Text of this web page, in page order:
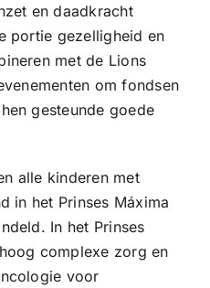
en daadkracht
portie gezelligheid en
met de Lions
om fondsen
gesteunde goede
alle kinderen met
in het Prinses Máxima
In het Prinses
complexe zorg en
voor